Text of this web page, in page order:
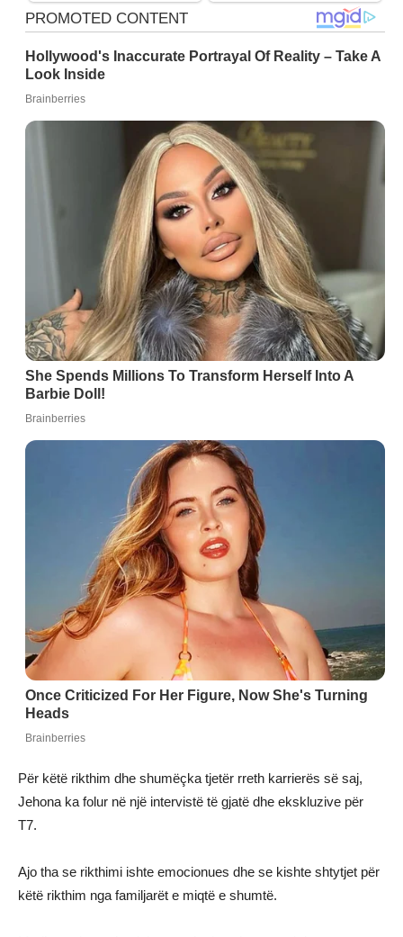
Për këtë rikthim dhe shumëçka tjetër rreth karrierës së saj,
Jehona ka folur në një intervistë të gjatë dhe ekskluzive për
T7.
Ajo tha se rikthimi ishte emocionues dhe se kishte shtytjet për
këtë rikthim nga familjarët e miqtë e shumtë.